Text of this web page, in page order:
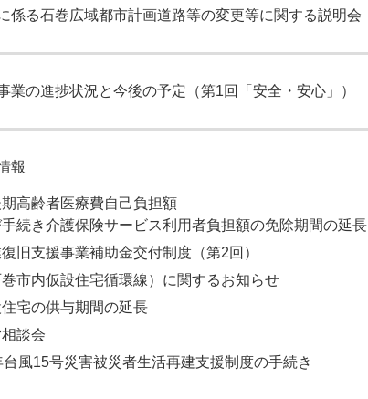
係る石巻広域都市計画道路等の変更等に関する説明会
業の進捗状況と今後の予定（第1回「安全・安心」）
報
高齢者医療費自己負担額
続き介護保険サービス利用者負担額の免除期間の延長
旧支援事業補助金交付制度（第2回）
市内仮設住宅循環線）に関するお知らせ
宅の供与期間の延長
談会
風15号災害被災者生活再建支援制度の手続き